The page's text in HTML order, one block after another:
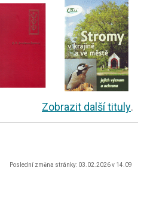
Zobrazit další tituly.
Poslední změna stránky: 03.02.2026 v 14.09